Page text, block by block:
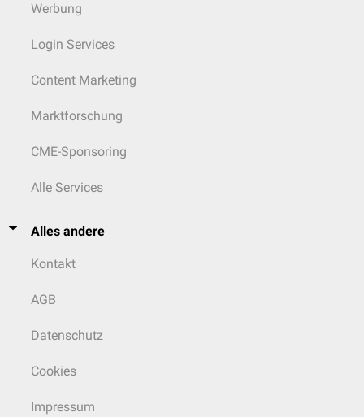
Werbung
Login Services
Content Marketing
Marktforschung
CME-Sponsoring
Alle Services
Alles andere
Kontakt
AGB
Datenschutz
Cookies
Impressum